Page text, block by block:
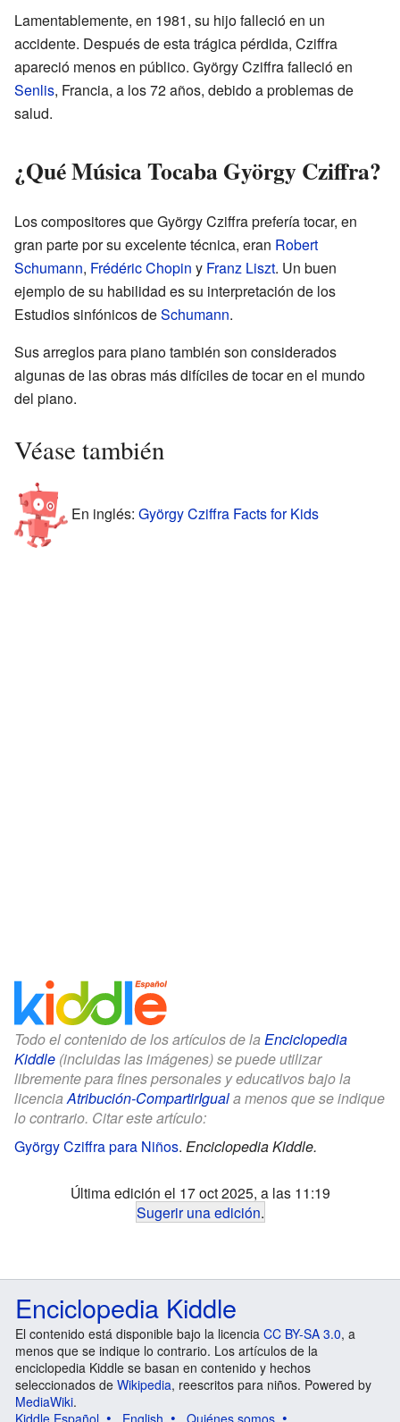
Lamentablemente, en 1981, su hijo falleció en un
accidente. Después de esta trágica pérdida, Cziffra
apareció menos en público. György Cziffra falleció en
Senlis, Francia, a los 72 años, debido a problemas de
salud.
¿Qué Música Tocaba György Cziffra?
Los compositores que György Cziffra prefería tocar, en
gran parte por su excelente técnica, eran Robert
Schumann, Frédéric Chopin y Franz Liszt. Un buen
ejemplo de su habilidad es su interpretación de los
Estudios sinfónicos deSchumann.
Sus arreglos para piano también son considerados
algunas de las obras más difíciles de tocar en el mundo
del piano.
Véase también
En inglés: György Cziffra Facts for Kids
Todo el contenido de los artículos de la Enciclopedia
Kiddle (incluidas las imágenes) se puede utilizar
libremente para fines personales y educativos bajo la
licenciaAtribución-CompartirIguala menos que se indique
lo contrario. Citar este artículo:
György Cziffra para Niños. Enciclopedia Kiddle.
Última edición el 17 oct 2025, a las 11:19
Sugerir una edición.
Enciclopedia Kiddle
El contenido está disponible bajo la licencia CC BY-SA 3.0, a
menos que se indique lo contrario. Los artículos de la
enciclopedia Kiddle se basan en contenido y hechos
seleccionados de Wikipedia, reescritos para niños. Powered by
MediaWiki.